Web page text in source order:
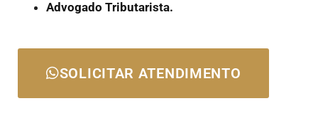
Advogado Tributarista.
SOLICITAR ATENDIMENTO